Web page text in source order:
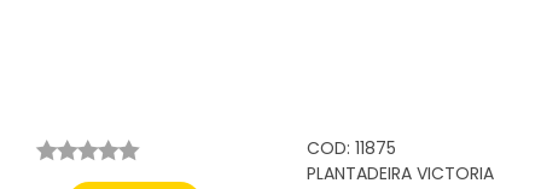
COD: 11875
PLANTADEIRA VICTORIA